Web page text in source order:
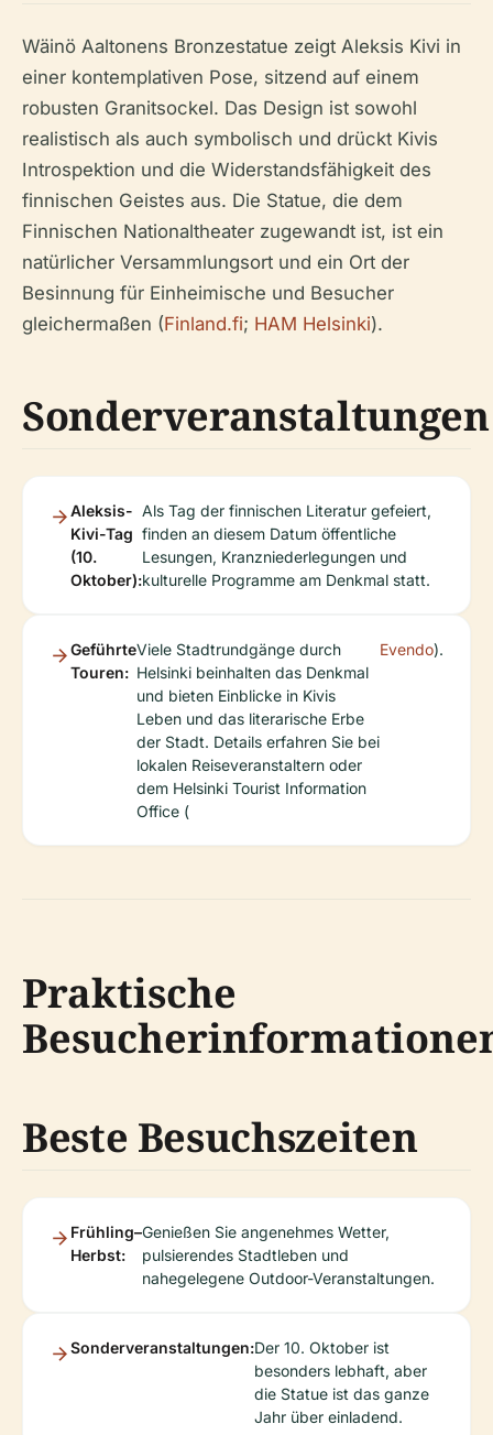
Wäinö Aaltonens Bronzestatue zeigt Aleksis Kivi in
einer kontemplativen Pose, sitzend auf einem
robusten Granitsockel. Das Design ist sowohl
realistisch als auch symbolisch und drückt Kivis
Introspektion und die Widerstandsfähigkeit des
finnischen Geistes aus. Die Statue, die dem
Finnischen Nationaltheater zugewandt ist, ist ein
natürlicher Versammlungsort und ein Ort der
Besinnung für Einheimische und Besucher
gleichermaßen (Finland.fi; HAM Helsinki).
Sonderveranstaltungen
Aleksis-
Kivi-Tag
(10.
Oktober):
Als Tag der finnischen Literatur gefeiert,
finden an diesem Datum öffentliche
Lesungen, Kranzniederlegungen und
kulturelle Programme am Denkmal statt.
Geführte
Touren:
Viele Stadtrundgänge durch
Helsinki beinhalten das Denkmal
und bieten Einblicke in Kivis
Leben und das literarische Erbe
der Stadt. Details erfahren Sie bei
lokalen Reiseveranstaltern oder
dem Helsinki Tourist Information
Office (
Evendo).
Praktische
Beste Besuchszeiten
Frühling–
Herbst:
Genießen Sie angenehmes Wetter,
pulsierendes Stadtleben und
nahegelegene Outdoor-Veranstaltungen.
Sonderveranstaltungen:Der 10. Oktober ist
besonders lebhaft, aber
die Statue ist das ganze
Jahr über einladend.